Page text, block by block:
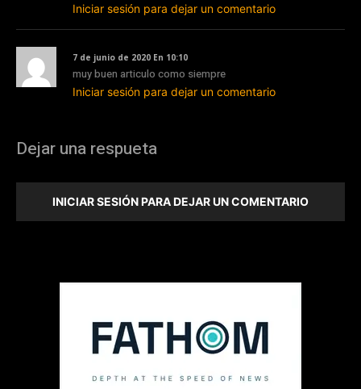
Iniciar sesión para dejar un comentario
7 de junio de 2020 En 10:10
muy buen articulo como siempre
Iniciar sesión para dejar un comentario
Dejar una respueta
INICIAR SESIÓN PARA DEJAR UN COMENTARIO